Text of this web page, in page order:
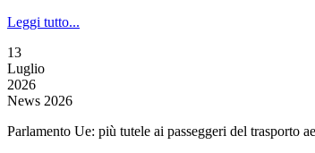
Leggi tutto...
13
Luglio
2026
News 2026
Parlamento Ue: più tutele ai passeggeri del trasporto